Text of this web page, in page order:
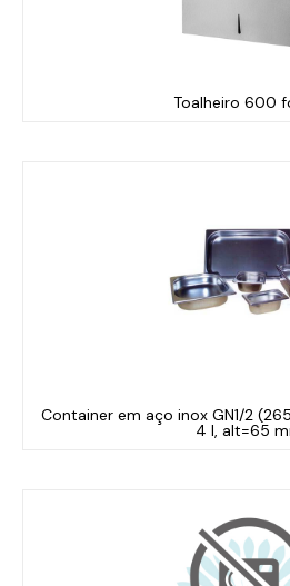
Toalheiro 600
Container em aço inox GN1/2
4 l, alt=65